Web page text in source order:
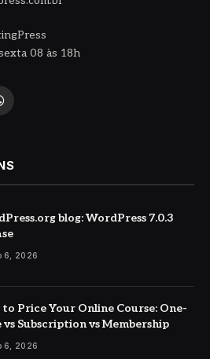
08 às 18h
blog: WordPress 7.0.3
6, 2026
Price Your Online Course: One-
vs Subscription vs Membership
6, 2026